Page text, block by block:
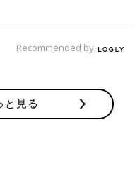
Recommended by
と見る